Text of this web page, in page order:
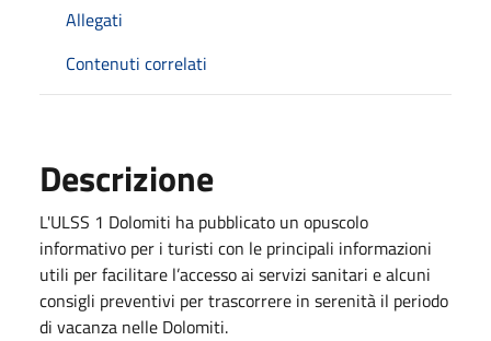
Allegati
Contenuti correlati
Descrizione
L'ULSS 1 Dolomiti ha pubblicato un opuscolo
informativo per i turisti con le principali informazioni
utili per facilitare l’accesso ai servizi sanitari e alcuni
consigli preventivi per trascorrere in serenità il periodo
di vacanza nelle Dolomiti.